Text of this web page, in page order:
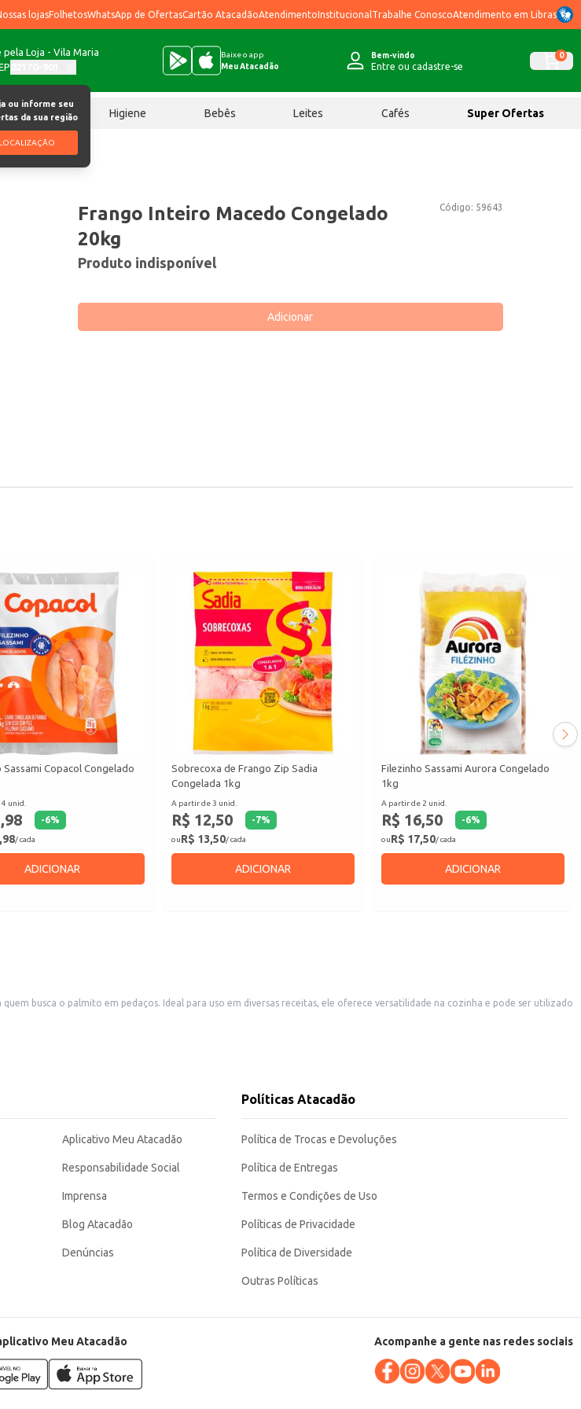
lojasFolhetosWhatsApp de OfertasCartão AtacadãoAtendimentoInstitucional Trabalhe ConoscoAtendimento em Libras
pela Loja - Vila Maria
ou informe seu
da sua região
Baixe o app
Meu Atacadão
Bem-vindo
Entre ou cadastre-se
0
Higiene Bebês Leites Cafés Super Ofertas
20kg
Código: 59643
Frango Inteiro Macedo Congelado
20kg
Produto indisponível
Adicionar
Sassami Copacol Congelado
unid.
-6%
/ cada
ADICIONAR
Sobrecoxa de Frango Zip Sadia
Congelada 1kg
A partir de 3 unid.
R$ 12,50 -7%
ouR$ 13,50/ cada
ADICIONAR
Filezinho Sassami Aurora Congelado
1kg
A partir de 2 unid.
R$ 16,50 -6%
ouR$ 17,50/ cada
ADICIONAR
busca o palmito em pedaços. Ideal para uso em diversas receitas, ele oferece versatilidade na cozinha e pode ser utilizado
Aplicativo Meu Atacadão
Responsabilidade Social
Imprensa
Blog Atacadão
Denúncias
Políticas Atacadão
Política de Trocas e Devoluções
Política de Entregas
Termos e Condições de Uso
Políticas de Privacidade
Política de Diversidade
Outras Políticas
Meu Atacadão Acompanhe a gente nas redes sociais